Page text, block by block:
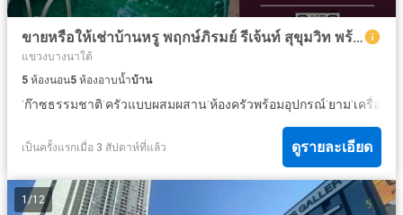
ขายหรือให้เช่าบ้านหรู พฤกษ์ภิรมย์ รีเจ้นท์ สุขุมวิท พร้อม สระว่ายน้ำส่วนตัว
แขวงบางนาใต้
5 ห้องนอน5 ห้องอาบน้ำบ้าน
·ก๊าซธรรมชาติ·ครัวแบบผสมผสาน·ห้องครัวพร้อมอุปกรณ์·ยาม·เครื่องป
เป็นครั้งแรกเมื่อ 3 สัปดาห์ที่แล้ว ดูรายละเอียด
1/12